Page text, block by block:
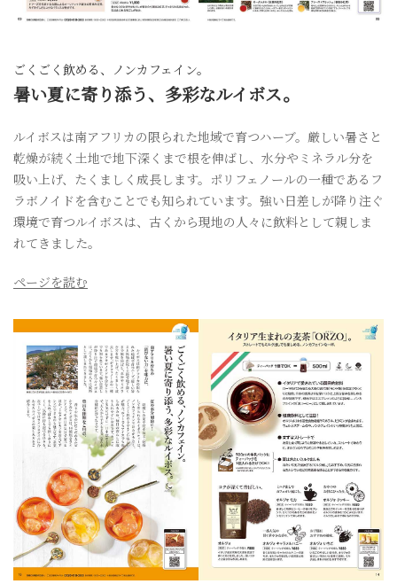
ごくごく飲める、ノンカフェイン。
暑い夏に寄り添う、多彩なルイボス。
ルイボスは南アフリカの限られた地域で育つハーブ。厳しい暑さと
乾燥が続く土地で地下深くまで根を伸ばし、水分やミネラル分を
吸い上げ、たくましく成長します。ポリフェノールの一種であるフ
ラボノイドを含むことでも知られています。強い日差しが降り注ぐ
環境で育つルイボスは、古くから現地の人々に飲料として親しま
れてきました。
ページを読む